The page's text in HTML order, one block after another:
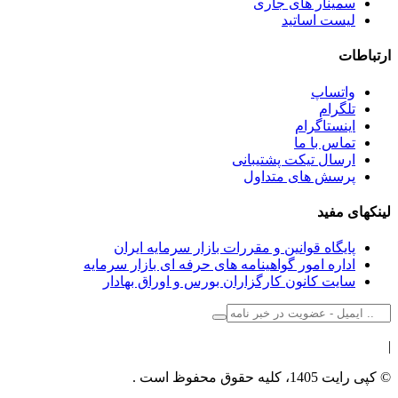
سمینار های جاری
لیست اساتید
ارتباطات
واتساپ
تلگرام
اینستاگرام
تماس با ما
ارسال تیکت پشتیبانی
پرسش های متداول
لینکهای مفید
پایگاه قوانین و مقررات بازار سرمایه ایران
اداره امور گواهینامه های حرفه ای بازار سرمایه
سایت کانون کارگزاران بورس و اوراق بهادار
|
© کپی رایت 1405، کلیه حقوق محفوظ است .